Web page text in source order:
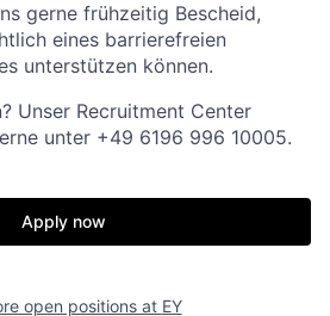
gerne frühzeitig Bescheid,
eines barrierefreien
unterstützen können.
Unser Recruitment Center
unter +49 6196 996 10005.
Apply now
open positions at EY